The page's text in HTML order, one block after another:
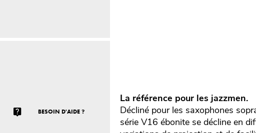
BESOIN D'AIDE ?
La référence pour les jazzmen.
Décliné pour les saxophones
série V16 ébonite se décline en